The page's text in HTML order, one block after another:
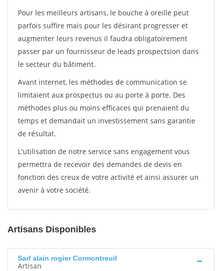
Pour les meilleurs artisans, le bouche à oreille peut
parfois suffire mais pour les désirant progresser et
augmenter leurs revenus il faudra obligatoirement
passer par un fournisseur de leads prospectsion dans
le secteur du bâtiment.
Avant internet, les méthodes de communication se
limitaient aux prospectus ou au porte à porte. Des
méthodes plus ou moins efficaces qui prenaient du
temps et demandait un investissement sans garantie
de résultat.
L'utilisation de notre service sans engagement vous
permettra de recevoir des demandes de devis en
fonction des creux de votre activité et ainsi assurer un
avenir à votre société.
Artisans Disponibles
Sarl alain rogier Cormontreuil
Artisan